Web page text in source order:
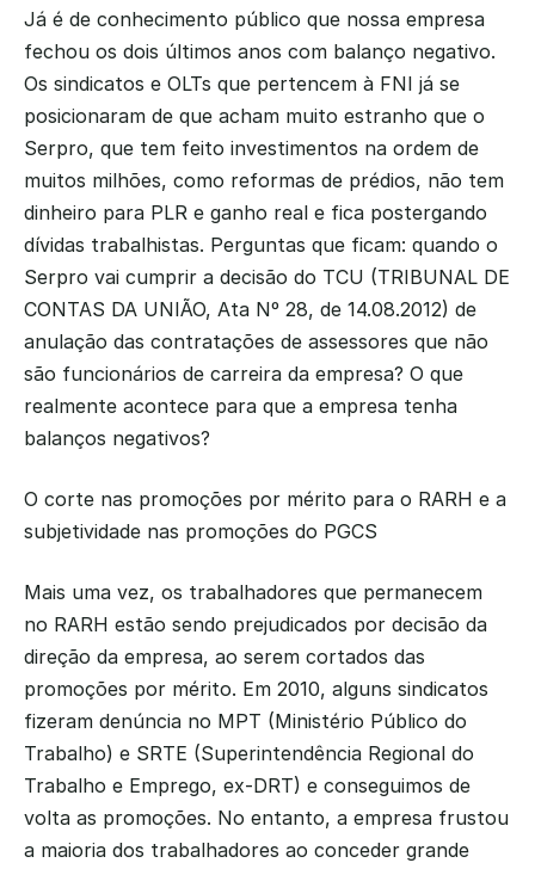
Já é de conhecimento público que nossa empresa
fechou os dois últimos anos com balanço negativo.
Os sindicatos e OLTs que pertencem à FNI já se
posicionaram de que acham muito estranho que o
Serpro, que tem feito investimentos na ordem de
muitos milhões, como reformas de prédios, não tem
dinheiro para PLR e ganho real e fica postergando
dívidas trabalhistas. Perguntas que ficam: quando o
Serpro vai cumprir a decisão do TCU (TRIBUNAL DE
CONTAS DA UNIÃO, Ata Nº 28, de 14.08.2012) de
anulação das contratações de assessores que não
são funcionários de carreira da empresa? O que
realmente acontece para que a empresa tenha
balanços negativos?
O corte nas promoções por mérito para o RARH e a
subjetividade nas promoções do PGCS
Mais uma vez, os trabalhadores que permanecem
no RARH estão sendo prejudicados por decisão da
direção da empresa, ao serem cortados das
promoções por mérito. Em 2010, alguns sindicatos
fizeram denúncia no MPT (Ministério Público do
Trabalho) e SRTE (Superintendência Regional do
Trabalho e Emprego, ex-DRT) e conseguimos de
volta as promoções. No entanto, a empresa frustou
a maioria dos trabalhadores ao conceder grande